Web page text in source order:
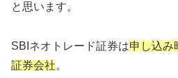
と思います。
SBIネオトレード証券は申し込み
証券会社。